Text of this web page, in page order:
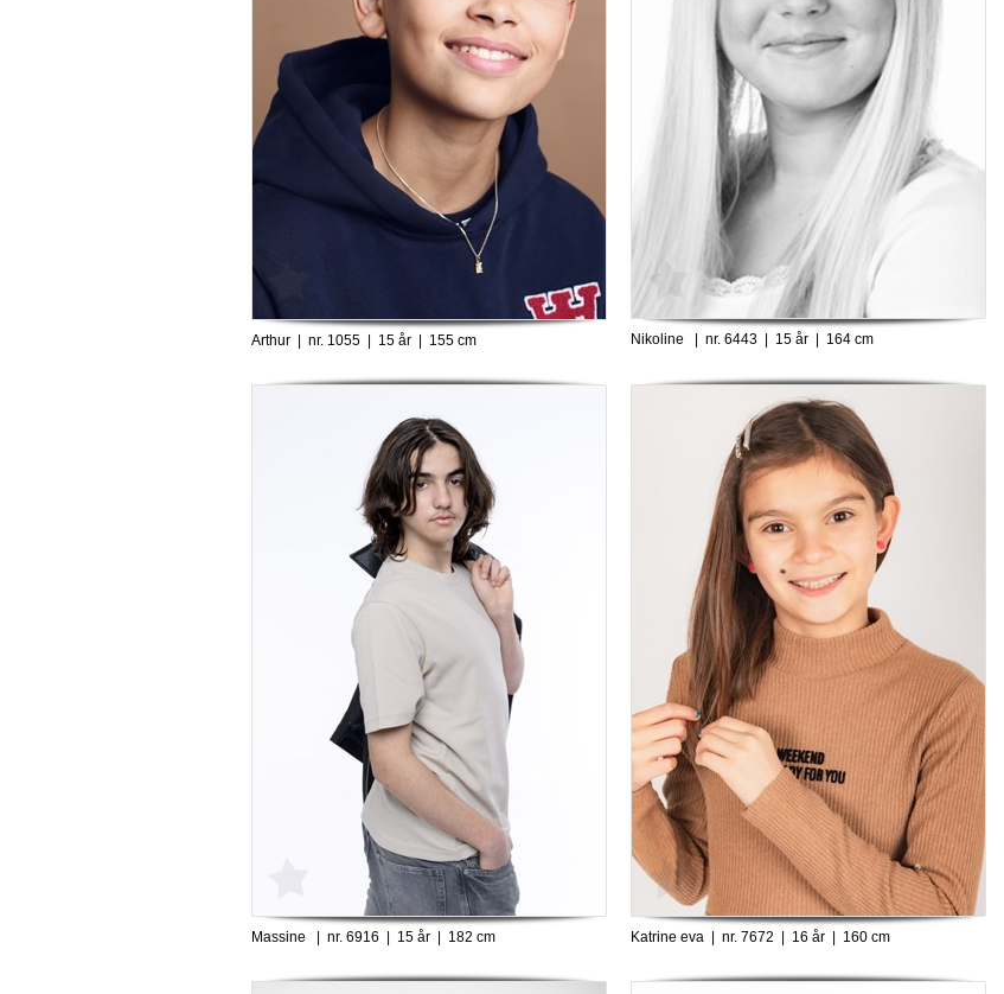
Arthur | nr. 1055 | 15 år | 155 cm Nikoline | nr. 6443 | 15 år | 164 cm
Massine | nr. 6916 | 15 år | 182 cm Katrine eva | nr. 7672 | 16 år | 160 cm